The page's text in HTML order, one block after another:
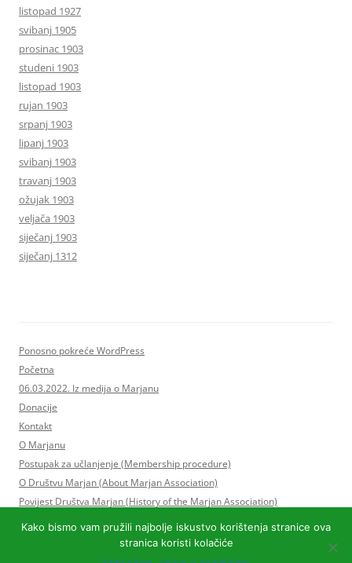
listopad 1927
svibanj 1905
prosinac 1903
studeni 1903
listopad 1903
rujan 1903
srpanj 1903
lipanj 1903
svibanj 1903
travanj 1903
ožujak 1903
veljača 1903
siječanj 1903
siječanj 1312
Ponosno pokreće WordPress
Početna
06.03.2022. Iz medija o Marjanu
Donacije
Kontakt
O Marjanu
Postupak za učlanjenje (Membership procedure)
O Društvu Marjan (About Marjan Association)
Povijest Društva Marjan (History of the Marjan Association)
Statut Društva Marjan i Program rada
Upravni odbor Društva Marjan
Postupak za učlanjenje (Membership procedure)
Kako bismo vam pružili najbolje iskustvo korištenja stranice ova
stranica koristi kolačiće